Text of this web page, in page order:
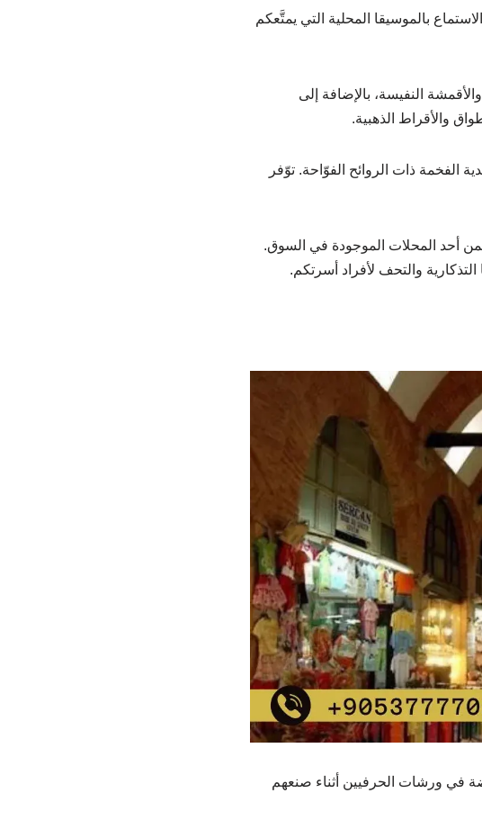
بالموسيقا المحلية التي يمتَّعكم
النفيسة، بالإضافة إلى
والأقراط الذهبية.
ذات الروائح الفوّاحة. توّفر
أحد المحلات الموجودة في السوق.
والتحف لأفراد أسرتكم.
في ورشات الحرفيين أثناء صنعهم